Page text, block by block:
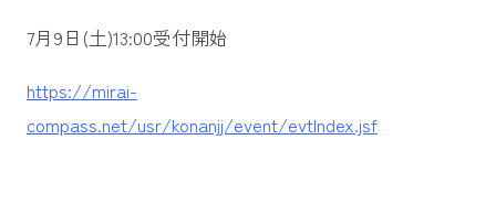
7月9日(土)13:00受付開始
https://mirai-
compass.net/usr/konanjj/event/evtIndex.jsf